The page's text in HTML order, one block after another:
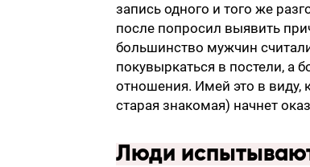
запись одного и того же
после попросил выявить
большинство мужчин
покувыркаться в постели, а
отношения. Имей это в виду,
старая знакомая) начнет
Люди испытывают